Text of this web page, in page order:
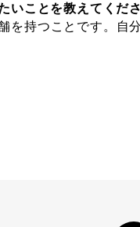
いことを教えてくださ
を持つことです。自